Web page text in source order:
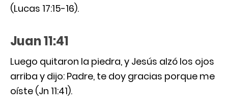
(Lucas 17:15-16).
Juan 11:41
Luego quitaron la piedra, y Jesús alzó los ojos
arriba y dijo: Padre, te doy gracias porque me
oíste (Jn 11:41).